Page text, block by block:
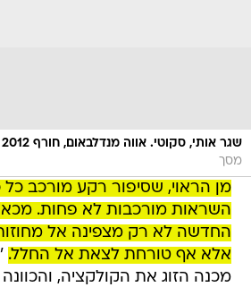
שגר אותי, סקוטי. אווה מנדלבאום, חורף 2012
מסך
מן הראוי, שסיפור רקע מורכב כל
השראות מורכבות לא פחות.
החדשה לא רק מצפינה אל מחוזות
אלא אף טורחת לצאת אל החלל.
מכנה הזוג את הקולקציה, והכוונה